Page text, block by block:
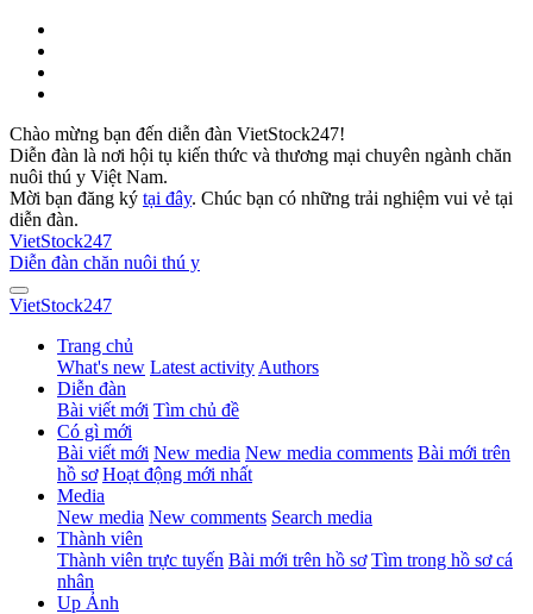
Chào mừng bạn đến diễn đàn VietStock247!
Diễn đàn là nơi hội tụ kiến thức và thương mại chuyên ngành chăn
nuôi thú y Việt Nam.
Mời bạn đăng ký tại đây. Chúc bạn có những trải nghiệm vui vẻ tại
diễn đàn.
VietStock247
Diễn đàn chăn nuôi thú y
VietStock247
Trang chủ
What's new Latest activity Authors
Diễn đàn
Bài viết mới Tìm chủ đề
Có gì mới
Bài viết mới New media New media comments Bài mới trên
hồ sơ Hoạt động mới nhất
Media
New media New comments Search media
Thành viên
Thành viên trực tuyến Bài mới trên hồ sơ Tìm trong hồ sơ cá
nhân
Up Ảnh